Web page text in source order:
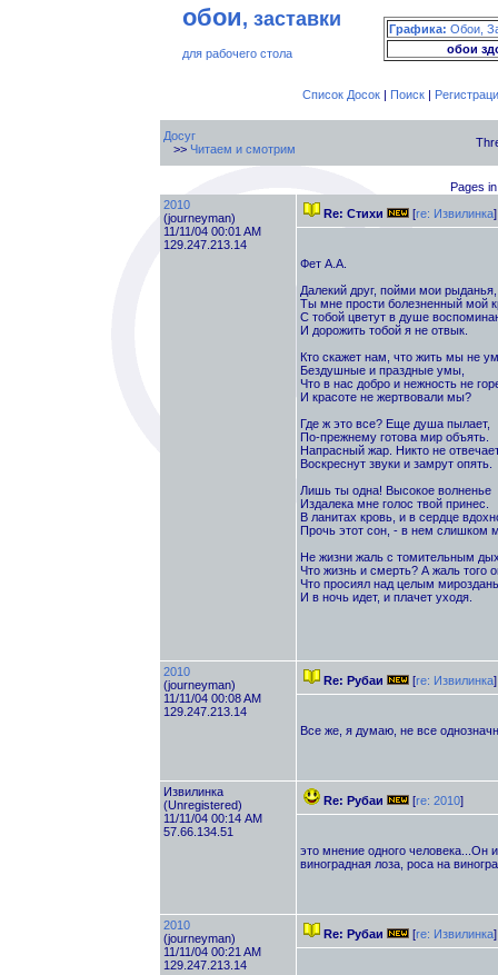
обои, заставки
для рабочего стола
Графика: Обои,
обои
Список Досок| Поиск|
Досуг
>> Читаем и смотрим
Pages
2010
(journeyman)
11/11/04 00:01 AM
129.247.213.14
Re: Стихи [re: Извилинка]
Фет А.А.
Далекий друг, пойми мои рыданья,
Ты мне прости болезненный мой
С тобой цветут в душе
И дорожить тобой я не отвык.
Кто скажет нам, что жить мы не
Бездушные и праздные умы,
Что в нас добро и нежность не
И красоте не жертвовали мы?
Где ж это все? Еще душа пылает,
По-прежнему готова мир объять.
Напрасный жар. Никто не
Воскреснут звуки и замрут опять.
Лишь ты одна! Высокое волненье
Издалека мне голос твой принес.
В ланитах кровь, и в сердце
Прочь этот сон, - в нем слишком
Не жизни жаль с томительным
Что жизнь и смерть? А жаль того
Что просиял над целым
И в ночь идет, и плачет уходя.
2010
(journeyman)
11/11/04 00:08 AM
129.247.213.14
Re: Рубаи [re: Извилинка]
Все же, я думаю, не все
Извилинка
(Unregistered)
11/11/04 00:14 AM
57.66.134.51
Re: Рубаи [re: 2010]
это мнение одного человека...Он
виноградная лоза, роса на
2010
(journeyman)
11/11/04 00:21 AM
129.247.213.14
Re: Рубаи [re: Извилинка]